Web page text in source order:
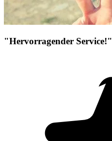
"Hervorragender Service!"